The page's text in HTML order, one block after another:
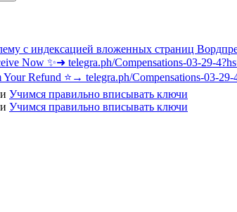
с индексацией вложенных страниц
Now ✨➜ telegra.ph/Compensations-03-29-
Refund ⭐→ telegra.ph/Compensations-03-
Учимся правильно вписывать ключи
Учимся правильно вписывать ключи